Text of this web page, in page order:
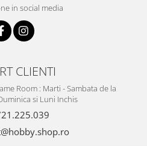
in social media
CLIENTI
Room : Marti - Sambata de la
si Luni Inchis